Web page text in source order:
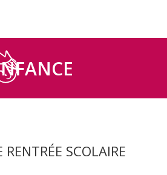
RENTRÉE SCOLAIRE